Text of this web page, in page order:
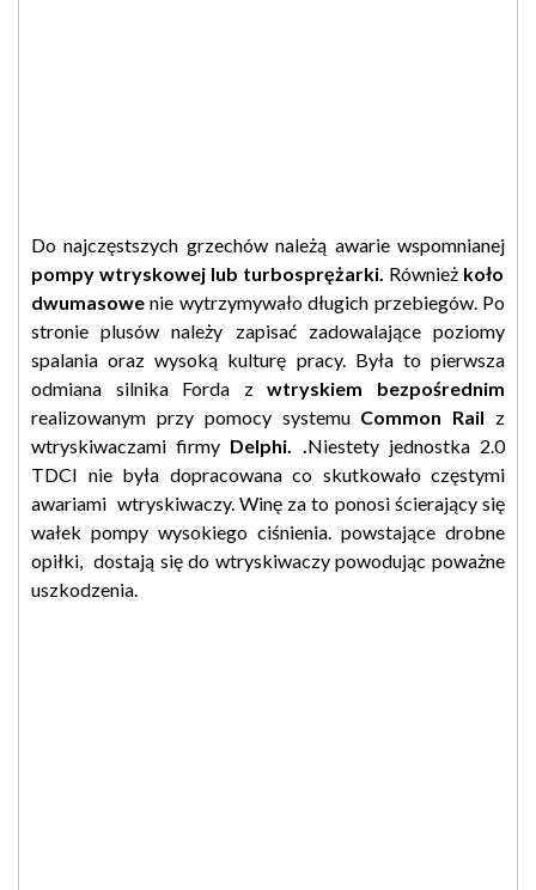
Do najczęstszych grzechów należą awarie wspomnianej
pompy wtryskowej lub turbosprężarki. Również koło
dwumasowe nie wytrzymywało długich przebiegów. Po
stronie plusów należy zapisać zadowalające poziomy
spalania oraz wysoką kulturę pracy. Była to pierwsza
odmiana silnika Forda zwtryskiem bezpośrednim
realizowanym przy pomocy systemuCommon Rail z
wtryskiwaczami firmy Delphi. .Niestety jednostka 2.0
TDCI nie była dopracowana co skutkowało częstymi
awariami wtryskiwaczy. Winę za to ponosi ścierający się
wałek pompy wysokiego ciśnienia. powstające drobne
opiłki, dostają się do wtryskiwaczy powodując poważne
uszkodzenia.